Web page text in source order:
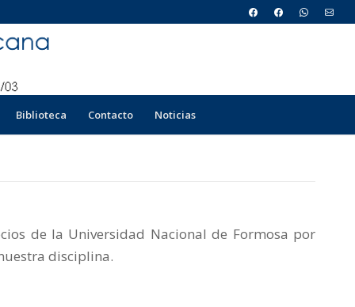
Biblioteca Contacto Noticias
de la Universidad Nacional de Formosa por
disciplina.